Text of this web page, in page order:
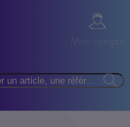
Mon
Mon compte